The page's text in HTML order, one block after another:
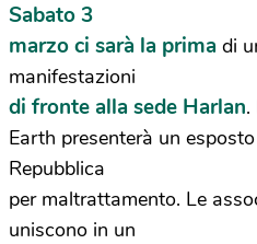
Sabato 3
marzo ci sarà la prima di
manifestazioni
di fronte alla sede Harlan.
Earth presenterà un
Repubblica
per maltrattamento. Le
uniscono in un